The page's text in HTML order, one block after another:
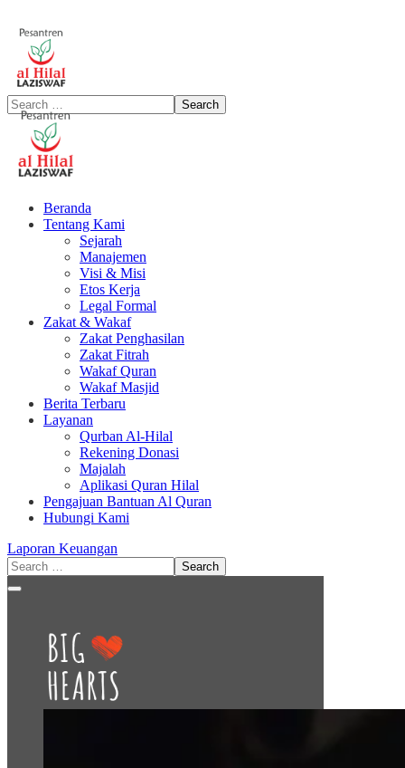
Beranda
Tentang Kami
Sejarah
Manajemen
Visi & Misi
Etos Kerja
Legal Formal
Zakat & Wakaf
Zakat Penghasilan
Zakat Fitrah
Wakaf Quran
Wakaf Masjid
Berita Terbaru
Layanan
Qurban Al-Hilal
Rekening Donasi
Majalah
Aplikasi Quran Hilal
Pengajuan Bantuan Al Quran
Hubungi Kami
Laporan Keuangan